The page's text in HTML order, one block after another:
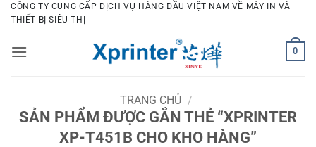
Bỏ
qua
dung
CÔNG TY CUNG CẤP DỊCH VỤ HÀNG ĐẦU VIỆT NAM VỀ MÁY IN VÀ
THIẾT BỊ SIÊU THỊ
0
TRANG CHỦ /
SẢN PHẨM ĐƯỢC GẮN THẺ “XPRINTER
XP-T451B CHO KHO HÀNG”